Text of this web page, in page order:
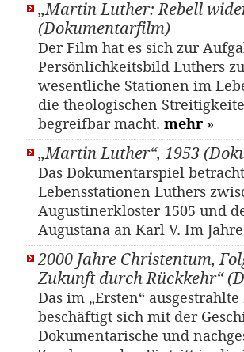
„Martin Luther: Rebell
(Dokumentarfilm)
Der Film hat es sich zur
Persönlichkeitsbild Luthers
wesentliche Stationen im
die theologischen
begreifbar macht. mehr »
„Martin Luther“, 1953
Das Dokumentarspiel
Lebensstationen Luthers
Augustinerkloster 1505 und
Augustana an Karl V. Im
2000 Jahre Christentum,
Zukunft durch Rückkehr“
Das im „Ersten“
beschäftigt sich mit der
Dokumentarische und